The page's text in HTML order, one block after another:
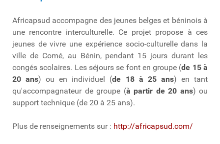
Africapsud accompagne des jeunes belges et béninois à
une rencontre interculturelle. Ce projet propose à ces
jeunes de vivre une expérience socio-culturelle dans la
ville de Comé, au Bénin, pendant 15 jours durant les
congés scolaires. Les séjours se font en groupe (de 15 à
20 ans) ou en individuel (de 18 à 25 ans) en tant
qu'accompagnateur de groupe (à partir de 20 ans) ou
support technique (de 20 à 25 ans).
Plus de renseignements sur : http://africapsud.com/